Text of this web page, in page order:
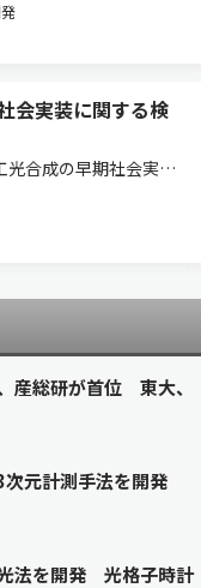
リリース）。 光反応
る反応量子収率が
会実装に関する検
合成の早期社会実装
ス）。 2050年ネッ
生可能エネルギーの
産総研が首位 東大、
次元計測手法を開発
法を開発 光格子時計